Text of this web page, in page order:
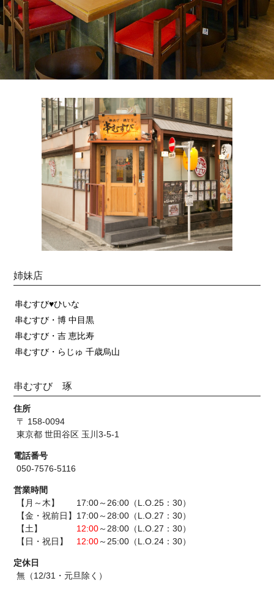
姉妹店
串むすび♥ひいな
串むすび・博 中目黒
串むすび・吉 恵比寿
串むすび・らじゅ 千歳烏山
串むすび 琢
住所
〒 158-0094
東京都 世田谷区 玉川3-5-1
電話番号
050-7576-5116
営業時間
【月～木】 17:00～26:00（L.O.25：30）
【金・祝前日】17:00～28:00（L.O.27：30）
【土】 12:00～28:00（L.O.27：30）
【日・祝日】 12:00～25:00（L.O.24：30）
定休日
無（12/31・元旦除く）